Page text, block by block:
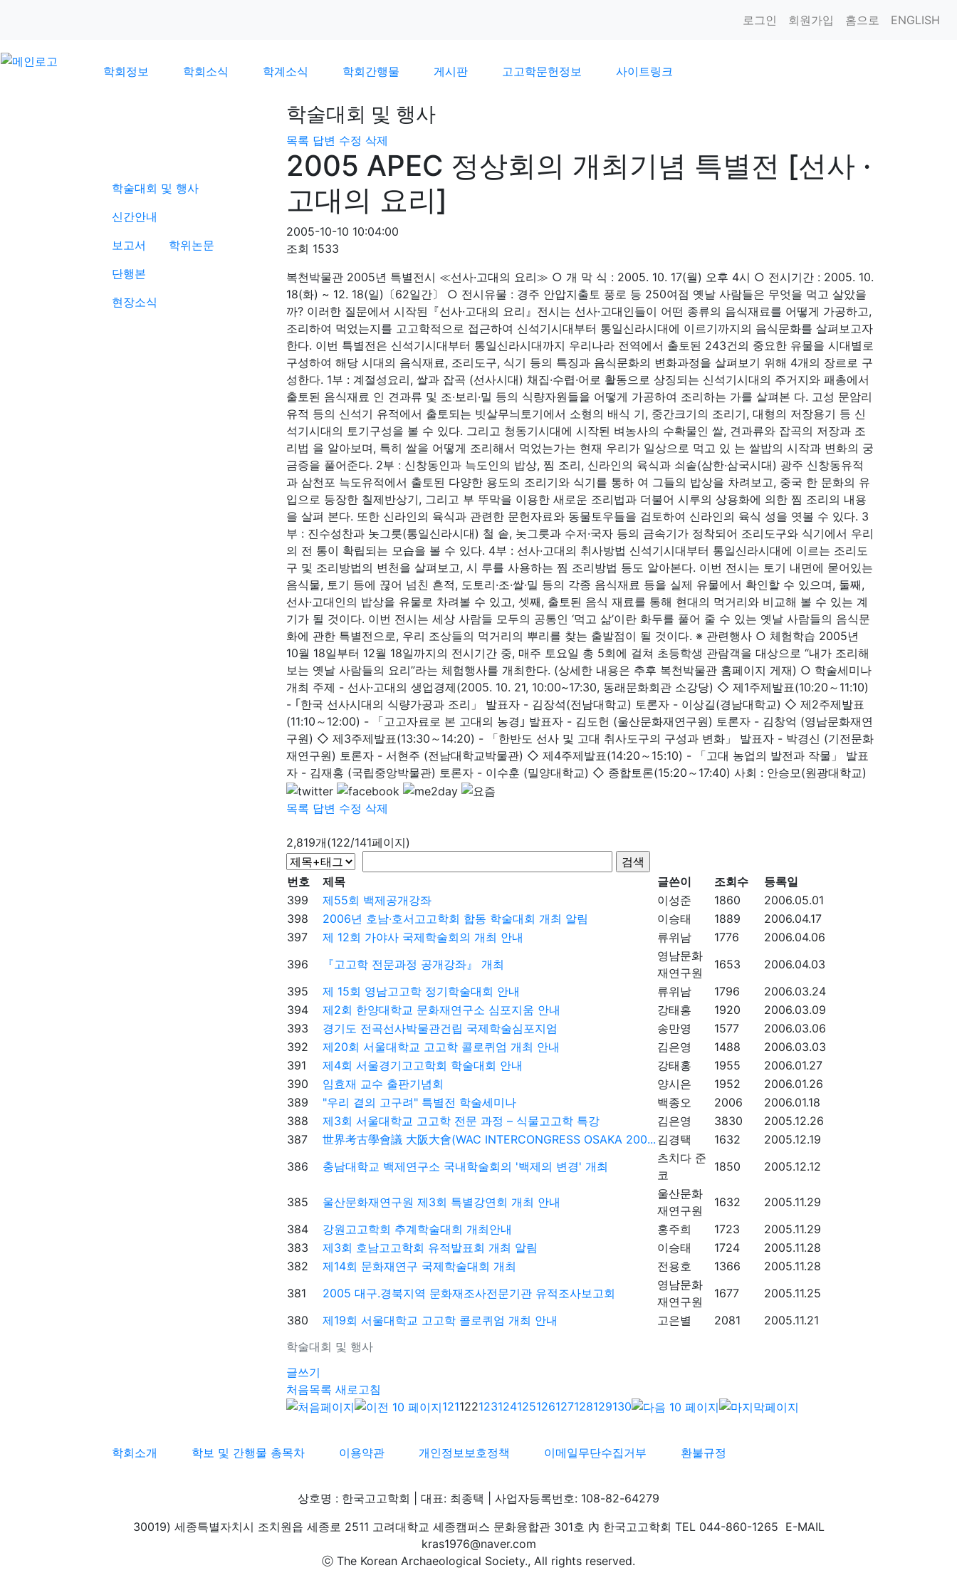
로그인 회원가입 홈으로 ENGLISH
학회정보 학회소식 학계소식 학회간행물 게시판 고고학문헌정보 사이트링크
학술대회 및 행사
신간안내
보고서
학위논문
단행본
현장소식
학술대회 및 행사
목록 답변 수정 삭제
2005 APEC 정상회의 개최기념 특별전 [선사 ·
고대의 요리]
2005-10-10 10:04:00
조회 1533
복천박물관 2005년 특별전시 ≪선사·고대의 요리≫ ○ 개 막 식 : 2005. 10. 17(월) 오후 4시 ○ 전시기간 : 2005. 10.
18(화) ~ 12. 18(일)〔62일간〕 ○ 전시유물 : 경주 안압지출토 풍로 등 250여점 옛날 사람들은 무엇을 먹고 살았을
까? 이러한 질문에서 시작된『선사·고대의 요리』전시는 선사·고대인들이 어떤 종류의 음식재료를 어떻게 가공하고,
조리하여 먹었는지를 고고학적으로 접근하여 신석기시대부터 통일신라시대에 이르기까지의 음식문화를 살펴보고자
한다. 이번 특별전은 신석기시대부터 통일신라시대까지 우리나라 전역에서 출토된 243건의 중요한 유물을 시대별로
구성하여 해당 시대의 음식재료, 조리도구, 식기 등의 특징과 음식문화의 변화과정을 살펴보기 위해 4개의 장르로 구
성한다. 1부 : 계절성요리, 쌀과 잡곡 (선사시대) 채집·수렵·어로 활동으로 상징되는 신석기시대의 주거지와 패총에서
출토된 음식재료 인 견과류 및 조·보리·밀 등의 식량자원들을 어떻게 가공하여 조리하는 가를 살펴본 다. 고성 문암리
유적 등의 신석기 유적에서 출토되는 빗살무늬토기에서 소형의 배식 기, 중간크기의 조리기, 대형의 저장용기 등 신
석기시대의 토기구성을 볼 수 있다. 그리고 청동기시대에 시작된 벼농사의 수확물인 쌀, 견과류와 잡곡의 저장과 조
리법 을 알아보며, 특히 쌀을 어떻게 조리해서 먹었는가는 현재 우리가 일상으로 먹고 있 는 쌀밥의 시작과 변화의 궁
금증을 풀어준다. 2부 : 신창동인과 늑도인의 밥상, 찜 조리, 신라인의 육식과 쇠솥(삼한·삼국시대) 광주 신창동유적
과 삼천포 늑도유적에서 출토된 다양한 용도의 조리기와 식기를 통하 여 그들의 밥상을 차려보고, 중국 한 문화의 유
입으로 등장한 칠제반상기, 그리고 부 뚜막을 이용한 새로운 조리법과 더불어 시루의 상용화에 의한 찜 조리의 내용
을 살펴 본다. 또한 신라인의 육식과 관련한 문헌자료와 동물토우들을 검토하여 신라인의 육식 성을 엿볼 수 있다. 3
부 : 진수성찬과 놋그릇(통일신라시대) 철 솥, 놋그릇과 수저·국자 등의 금속기가 정착되어 조리도구와 식기에서 우리
의 전 통이 확립되는 모습을 볼 수 있다. 4부 : 선사·고대의 취사방법 신석기시대부터 통일신라시대에 이르는 조리도
구 및 조리방법의 변천을 살펴보고, 시 루를 사용하는 찜 조리방법 등도 알아본다. 이번 전시는 토기 내면에 묻어있는
음식물, 토기 등에 끊어 넘친 흔적, 도토리·조·쌀·밀 등의 각종 음식재료 등을 실제 유물에서 확인할 수 있으며, 둘째,
선사·고대인의 밥상을 유물로 차려볼 수 있고, 셋째, 출토된 음식 재료를 통해 현대의 먹거리와 비교해 볼 수 있는 계
기가 될 것이다. 이번 전시는 세상 사람들 모두의 공통인 ‘먹고 삶’이란 화두를 풀어 줄 수 있는 옛날 사람들의 음식문
화에 관한 특별전으로, 우리 조상들의 먹거리의 뿌리를 찾는 출발점이 될 것이다. ※ 관련행사 ○ 체험학습 2005년
10월 18일부터 12월 18일까지의 전시기간 중, 매주 토요일 총 5회에 걸쳐 초등학생 관람객을 대상으로 “내가 조리해
보는 옛날 사람들의 요리”라는 체험행사를 개최한다. (상세한 내용은 추후 복천박물관 홈페이지 게재) ○ 학술세미나
개최 주제 - 선사·고대의 생업경제(2005. 10. 21, 10:00~17:30, 동래문화회관 소강당) ◇ 제1주제발표(10:20～11:10)
- ｢한국 선사시대의 식량가공과 조리」 발표자 - 김장석(전남대학교) 토론자 - 이상길(경남대학교) ◇ 제2주제발표
(11:10～12:00) - 「고고자료로 본 고대의 농경｣ 발표자 - 김도헌 (울산문화재연구원) 토론자 - 김창억 (영남문화재연
구원) ◇ 제3주제발표(13:30～14:20) - 「한반도 선사 및 고대 취사도구의 구성과 변화」 발표자 - 박경신 (기전문화
재연구원) 토론자 - 서현주 (전남대학교박물관) ◇ 제4주제발표(14:20～15:10) - 「고대 농업의 발전과 작물」 발표
자 - 김재홍 (국립중앙박물관) 토론자 - 이수훈 (밀양대학교) ◇ 종합토론(15:20～17:40) 사회 : 안승모(원광대학교)
목록 답변 수정 삭제
2,819개(122/141페이지)
학술대회 및 행사
번호 제목 글쓴이 조회수
등록일
399
제55회 백제공개강좌 이성준 1860
2006.05.01
398
2006년 호남·호서고고학회 합동 학술대회 개최 알림 이승태 1889
2006.04.17
397
제 12회 가야사 국제학술회의 개최 안내 류위남 1776
2006.04.06
396
『고고학 전문과정 공개강좌』 개최
영남문화
재연구원
1653
2006.04.03
395
제 15회 영남고고학 정기학술대회 안내 류위남 1796
2006.03.24
394
제2회 한양대학교 문화재연구소 심포지움 안내 강태홍 1920
2006.03.09
393
경기도 전곡선사박물관건립 국제학술심포지엄 송만영 1577
2006.03.06
392
제20회 서울대학교 고고학 콜로퀴엄 개최 안내 김은영 1488
2006.03.03
391
제4회 서울경기고고학회 학술대회 안내 강태홍 1955
2006.01.27
390
임효재 교수 출판기념회 양시은 1952
2006.01.26
389
"우리 곁의 고구려" 특별전 학술세미나 백종오 2006
2006.01.18
388
제3회 서울대학교 고고학 전문 과정 – 식물고고학 특강 김은영 3830
2005.12.26
387
世界考古學會議 大阪大會(WAC INTERCONGRESS OSAKA 200... 김경택 1632
2005.12.19
386
충남대학교 백제연구소 국내학술회의 '백제의 변경' 개최
츠치다 준
코
1850 2005.12.12
385 울산문화재연구원 제3회 특별강연회 개최 안내
울산문화
재연구원
1632
2005.11.29
384
강원고고학회 추계학술대회 개최안내 홍주희 1723
2005.11.29
383
제3회 호남고고학회 유적발표회 개최 알림 이승태 1724
2005.11.28
382
제14회 문화재연구 국제학술대회 개최 전용호 1366
2005.11.28
381
2005 대구.경북지역 문화재조사전문기관 유적조사보고회
영남문화
재연구원
1677
2005.11.25
380
제19회 서울대학교 고고학 콜로퀴엄 개최 안내 고은별 2081 2005.11.21
글쓰기
처음목록 새로고침
121122123124125126127128129130
학회소개 학보 및 간행물 총목차 이용약관 개인정보보호정책 이메일무단수집거부 환불규정
상호명 : 한국고고학회 | 대표: 최종택 | 사업자등록번호: 108-82-64279
30019) 세종특별자치시 조치원읍 세종로 2511 고려대학교 세종캠퍼스 문화융합관 301호 內 한국고고학회 TEL 044-860-1265 E-MAIL
kras1976@naver.com
ⓒ The Korean Archaeological Society., All rights reserved.